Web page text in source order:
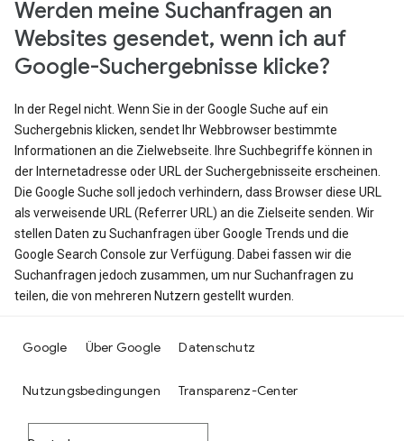
Werden meine Suchanfragen an
Websites gesendet, wenn ich auf
Google-Suchergebnisse klicke?
In der Regel nicht. Wenn Sie in der Google Suche auf ein
Suchergebnis klicken, sendet Ihr Webbrowser bestimmte
Informationen an die Zielwebseite. Ihre Suchbegriffe können in
der Internetadresse oder URL der Suchergebnisseite erscheinen.
Die Google Suche soll jedoch verhindern, dass Browser diese URL
als verweisende URL (Referrer URL) an die Zielseite senden. Wir
stellen Daten zu Suchanfragen über Google Trends und die
Google Search Console zur Verfügung. Dabei fassen wir die
Suchanfragen jedoch zusammen, um nur Suchanfragen zu
teilen, die von mehreren Nutzern gestellt wurden.
Google Über Google Datenschutz
Nutzungsbedingungen Transparenz-Center